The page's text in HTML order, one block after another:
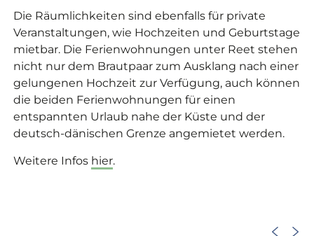
Die Räumlichkeiten sind ebenfalls für private
Veranstaltungen, wie Hochzeiten und Geburtstage
mietbar. Die Ferienwohnungen unter Reet stehen
nicht nur dem Brautpaar zum Ausklang nach einer
gelungenen Hochzeit zur Verfügung, auch können
die beiden Ferienwohnungen für einen
entspannten Urlaub nahe der Küste und der
deutsch-dänischen Grenze angemietet werden.
Weitere Infos hier.